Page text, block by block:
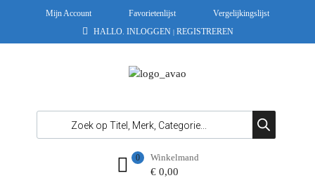
Mijn Account Favorietenlijst
Vergelijkingslijst
HALLO. INLOGGEN | REGISTREREN
Winkelmand
€0,00
0